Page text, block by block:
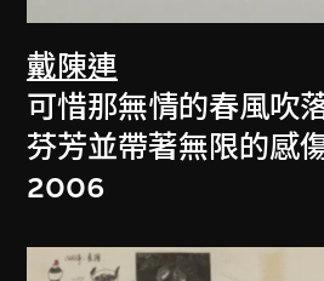
戴陳連
可惜那無情的春風吹
芬芳並帶著無限的感
2006